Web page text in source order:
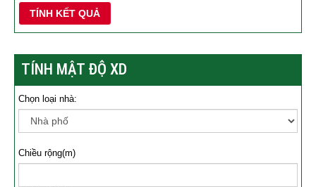
TÍNH KẾT QUẢ
TÍNH MẬT ĐỘ XD
Chọn loại nhà:
Chiều rộng(m)